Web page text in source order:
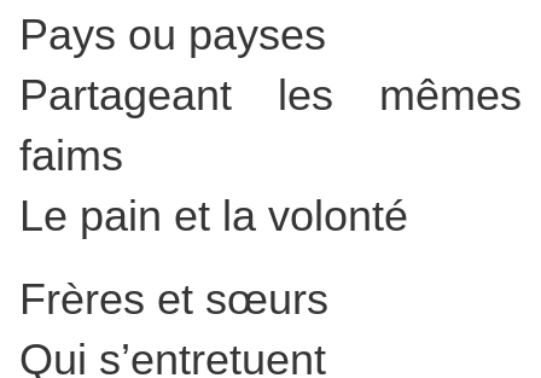
Pays ou payses
Partageant les mêmes
faims
Le pain et la volonté
Frères et sœurs
Qui s’entretuent